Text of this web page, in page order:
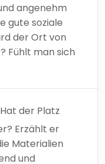
angenehm
gute soziale
der Ort von
Fühlt man sich
Hat der Platz
Erzählt er
Materialien
und